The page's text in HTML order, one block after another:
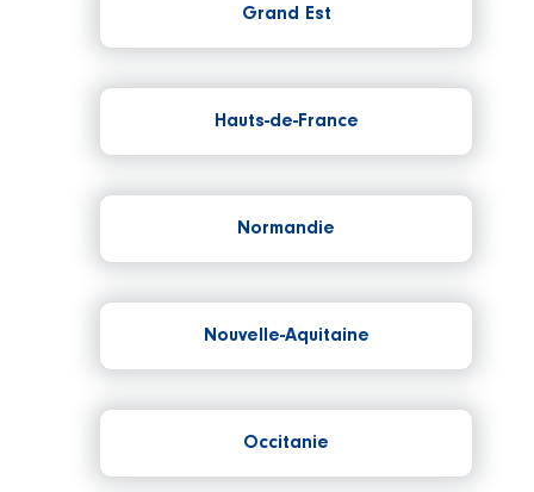
Grand Est
Hauts-de-France
Normandie
Nouvelle-Aquitaine
Occitanie